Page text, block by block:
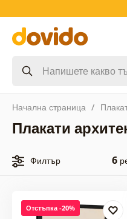
Начална страница
Плакати
Филтър 6
Отстъпка -20%